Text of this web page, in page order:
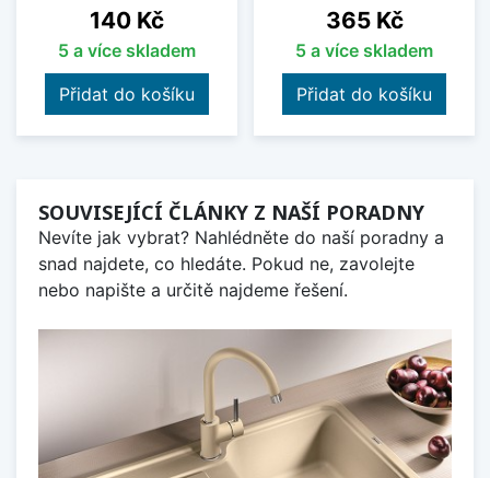
Cena
140 Kč
5 a více skladem
Přidat do košíku
Cena
365 Kč
5 a více skladem
Přidat do košíku
SOUVISEJÍCÍ ČLÁNKY Z NAŠÍ PORADNY
Nevíte jak vybrat? Nahlédněte do naší poradny a
snad najdete, co hledáte. Pokud ne, zavolejte
nebo napište a určitě najdeme řešení.